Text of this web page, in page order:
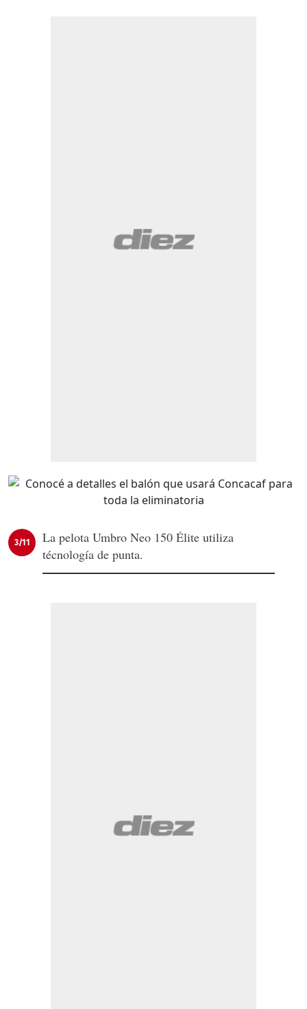
3/11
La pelota Umbro Neo 150 Élite utiliza
técnología de punta.